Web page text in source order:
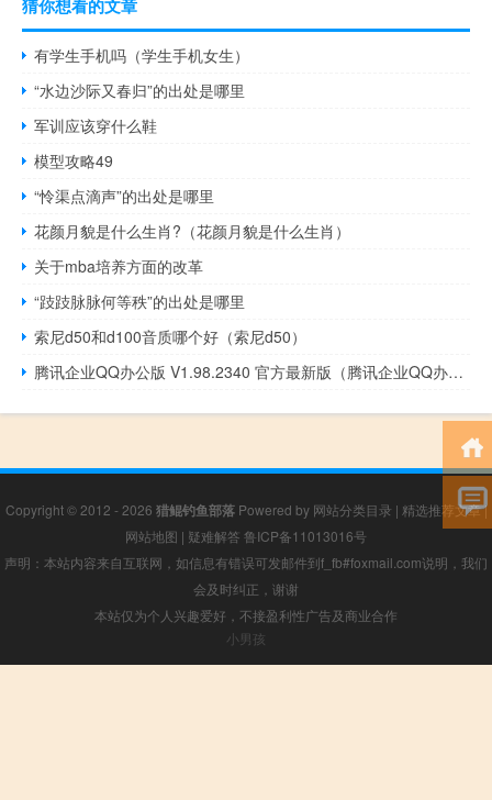
猜你想看的文章
有学生手机吗（学生手机女生）
“水边沙际又春归”的出处是哪里
军训应该穿什么鞋
模型攻略49
“怜渠点滴声”的出处是哪里
花颜月貌是什么生肖?（花颜月貌是什么生肖）
关于mba培养方面的改革
“跂跂脉脉何等秩”的出处是哪里
索尼d50和d100音质哪个好（索尼d50）
腾讯企业QQ办公版 V1.98.2340 官方最新版（腾讯企业QQ办公版 V1.98.2340 官方最新版功能简介）
Copyright © 2012 - 2026 猎鲲钓鱼部落Powered by 网站分类目录 | 精选推荐文章|
网站地图 | 疑难解答 鲁ICP备11013016号
声明：本站内容来自互联网，如信息有错误可发邮件到f_fb#foxmail.com说明，我们
会及时纠正，谢谢
本站仅为个人兴趣爱好，不接盈利性广告及商业合作
小男孩